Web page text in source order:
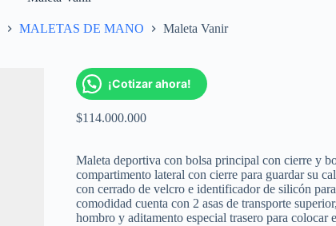
MALETAS DE MANO Maleta Vanir
¡Cotizar ahora!
$114.000.000
Maleta deportiva con bolsa principal con cierre y
compartimento lateral con cierre para guardar su
con cerrado de velcro e identificador de silicón
comodidad cuenta con 2 asas de transporte
hombro y aditamento especial trasero para colocar